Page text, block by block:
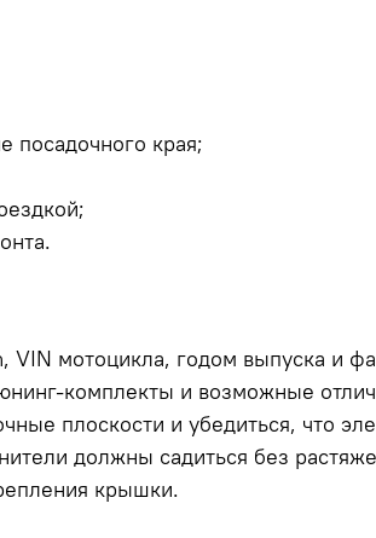
посадочного края;
мотоцикла, годом выпуска и
комплекты и возможные
плоскости и убедиться, что
должны садиться без
крышки.